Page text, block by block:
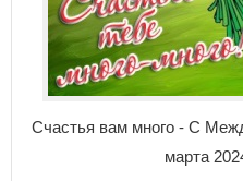
Счастья вам много - С
марта